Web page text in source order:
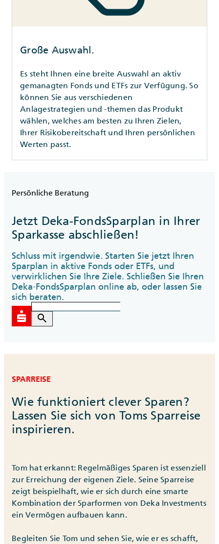
Große Auswahl.
Es steht Ihnen eine breite Auswahl an aktiv
gemanagten Fonds und ETFs zur Verfügung. So
können Sie aus verschiedenen
Anlagestrategien und -themen das Produkt
wählen, welches am besten zu Ihren Zielen,
Ihrer Risikobereitschaft und Ihren persönlichen
Werten passt.
Persönliche Beratung
Jetzt Deka-FondsSparplan in Ihrer
Sparkasse abschließen!
Schluss mit irgendwie. Starten Sie jetzt Ihren
Sparplan in aktive Fonds oder ETFs, und
verwirklichen Sie Ihre Ziele. Schließen Sie Ihren
Deka-FondsSparplan online ab, oder lassen Sie
sich beraten.
search
SPARREISE
Wie funktioniert clever Sparen?
Lassen Sie sich von Toms Sparreise
inspirieren.
Tom hat erkannt: Regelmäßiges Sparen ist essenziell
zur Erreichung der eigenen Ziele. Seine Sparreise
zeigt beispielhaft, wie er sich durch eine smarte
Kombination der Sparformen von Deka Investments
ein Vermögen aufbauen kann.
Begleiten Sie Tom und sehen Sie, wie er es schafft,